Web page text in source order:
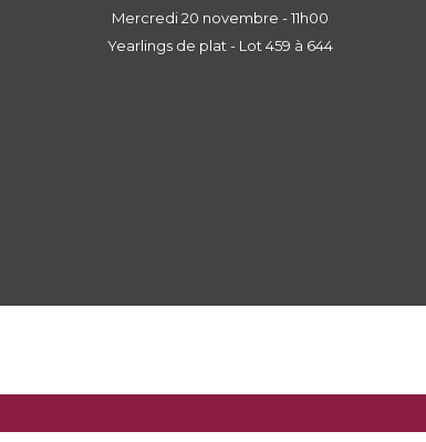
Mercredi 20 novembre - 11h00
Yearlings de plat - Lot 459 à 644